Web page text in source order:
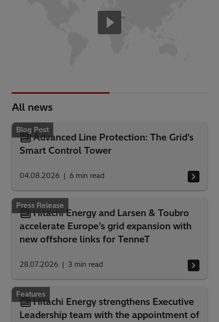
All news
Blog Post
Advanced Line Protection: The Grid’s
Smart Control Tower
04.08.2026 6 min read
Press Release
Hitachi Energy and Larsen & Toubro
accelerate Europe’s grid expansion with
new offshore links for TenneT
28.07.2026 3 min read
Features
Hitachi Energy strengthens Executive
Leadership team with the appointment of